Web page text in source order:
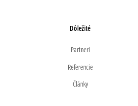
Dôležité
Partneri
Referencie
Články